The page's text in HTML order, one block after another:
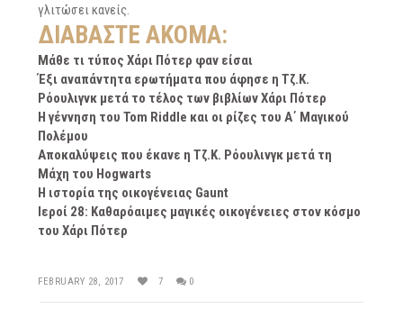
γλιτώσει κανείς.
ΔΙΑΒΆΣΤΕ ΑΚΌΜΑ:
Μάθε τι τύπος Χάρι Πότερ φαν είσαι
Έξι αναπάντητα ερωτήματα που άφησε η Τζ.Κ.
Ρόουλιγνκ μετά το τέλος των βιβλίων Χάρι Πότερ
Η γέννηση του Tom Riddle και οι ρίζες του Α΄ Μαγικού
Πολέμου
Αποκαλύψεις που έκανε η Τζ.Κ. Ρόουλινγκ μετά τη
Μάχη του Hogwarts
H ιστορία της οικογένειας Gaunt
Ιεροί 28: Καθαρόαιμες μαγικές οικογένειες στον κόσμο
του Χάρι Πότερ
FEBRUARY 28, 2017 7 0